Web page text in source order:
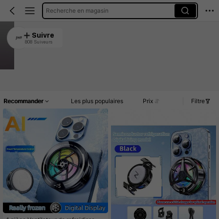
Recherche en magasin
JWF
4.90
Suivre
808 Suiveurs
Recommander Les plus populaires Prix Filtre